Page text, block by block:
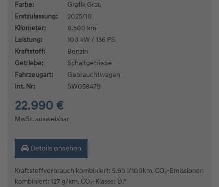
Farbe:
Grafik Grau
Erstzulassung:
2025/10
Kilometer:
8.500 km
Leistung:
100 kW / 136 PS
Kraftstoff:
Benzin
Getriebe:
Schaltgetriebe
Fahrzeugart:
Gebrauchtwagen
Int. Nr:
SW058479
22.990 €
MwSt. ausweisbar
Details ansehen
Kraftstoffverbrauch kombiniert: 5.60 l/100km. CO₂-Emissionen
kombiniert: 127 g/km. CO₂-Klasse: D.*